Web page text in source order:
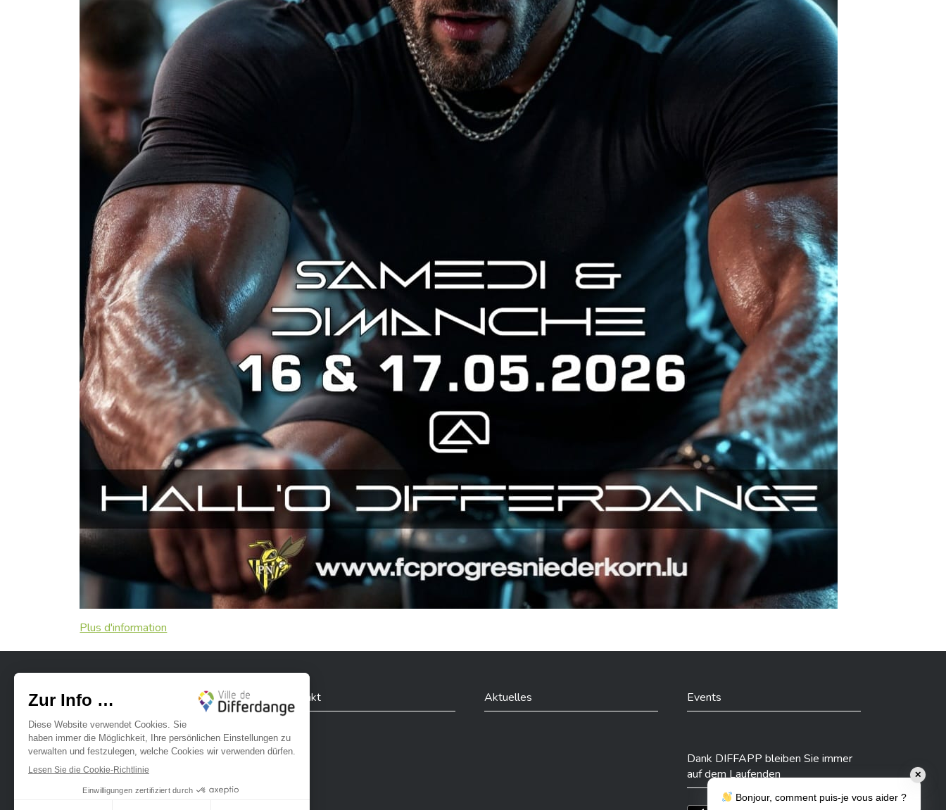
Plus d'information
Ville de Differdange sur Facebook
Ville de Differdange sur Instagram
Ville de Differdange sur YouTube
Ville de Differdange sur TikTok
Ville de Differdange sur Linkedin
Hoplr
Kontakt Aktuelles Events
Dank DIFFAPP bleiben Sie immer
auf dem Laufenden
✕
Bonjour, comment puis-je vous aider ?